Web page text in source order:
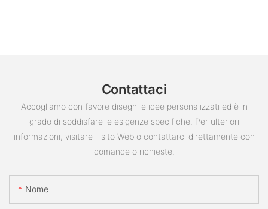
Contattaci
Accogliamo con favore disegni e idee personalizzati ed è in
grado di soddisfare le esigenze specifiche. Per ulteriori
informazioni, visitare il sito Web o contattarci direttamente con
domande o richieste.
Nome